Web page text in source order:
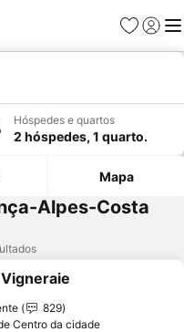
Favoritos
Iniciar
Hóspedes e quartos
2 hóspedes, 1 quarto.
Mapa
Alpes-Costa
aos favoritos
829
Centro da cidade